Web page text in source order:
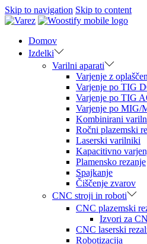
Skip to navigation Skip to content
Domov
Izdelki
Varilni aparati
Varjenje z
Varjenje po TIG
Varjenje po TIG
Varjenje po MIG/
Kombinirani
Ročni plazemski
Laserski varilniki
Kapacitivno
Plamensko rezanje
Spajkanje
Čiščenje zvarov
CNC stroji in roboti
CNC plazemski
Izvori za
CNC laserski
Robotizacija